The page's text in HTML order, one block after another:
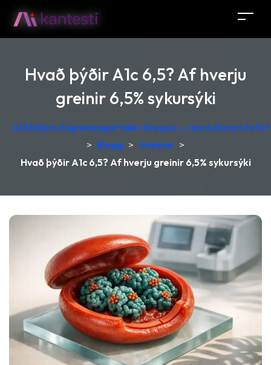
Hvað þýðir A1c 6,5? Af hverju
greinir 6,5% sykursýki
AI blóðprufugreiningartæki ókeypis –
> Blogg > Greinar >
Hvað þýðir A1c 6,5? Af hverju greinir 6,5% sykursýki